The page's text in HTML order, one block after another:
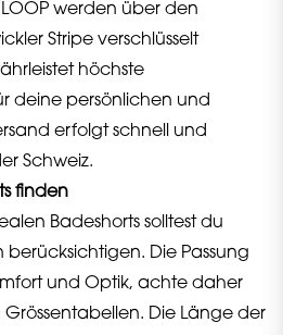
werden über den
Stripe verschlüsselt
höchste
deine persönlichen und
erfolgt schnell und
Schweiz.
finden
Badeshorts solltest du
Die Passung
und Optik, achte daher
Die Länge der